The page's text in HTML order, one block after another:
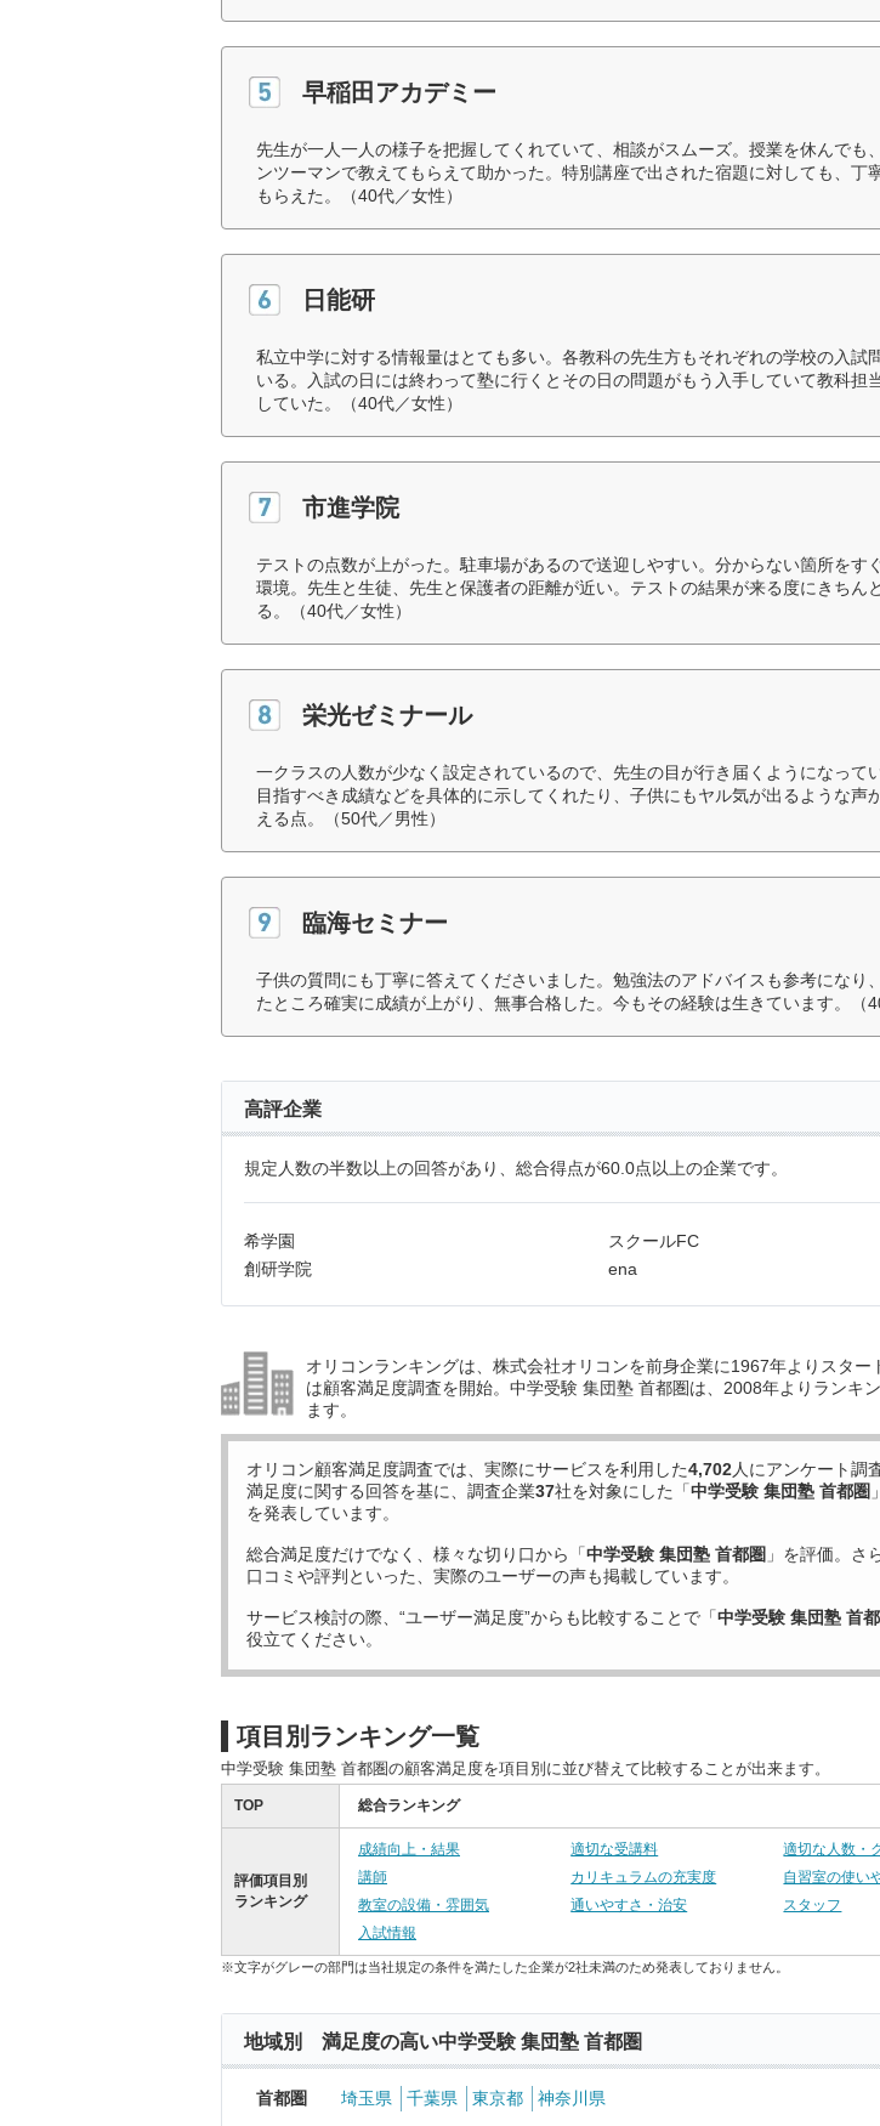
早稲田アカデミー
先生が一人一人の様子を把握してくれていて、相談がスムーズ。授業を休んでも
ンツーマンで教えてもらえて助かった。特別講座で出された宿題に対しても、丁
もらえた。（40代／女性）
日能研
私立中学に対する情報量はとても多い。各教科の先生方もそれぞれの学校の入試
いる。入試の日には終わって塾に行くとその日の問題がもう入手していて教科担
していた。（40代／女性）
市進学院
テストの点数が上がった。駐車場があるので送迎しやすい。分からない箇所をす
環境。先生と生徒、先生と保護者の距離が近い。テストの結果が来る度にきちん
る。（40代／女性）
栄光ゼミナール
一クラスの人数が少なく設定されているので、先生の目が行き届くようになって
目指すべき成績などを具体的に示してくれたり、子供にもヤル気が出るような声
える点。（50代／男性）
臨海セミナー
子供の質問にも丁寧に答えてくださいました。勉強法のアドバイスも参考になり
たところ確実に成績が上がり、無事合格した。今もその経験は生きています。（
高評企業
規定人数の半数以上の回答があり、総合得点が60.0点以上の企業です。
希学園
スクールFC
創研学院
ena
オリコンランキングは、株式会社オリコンを前身企業に1967年よりスター
は顧客満足度調査を開始。中学受験 集団塾 首都圏は、2008年よりランキ
ます。
オリコン顧客満足度調査では、実際にサービスを利用した4,702人にアンケート調
満足度に関する回答を基に、調査企業37社を対象にした「中学受験 集団塾 首都圏
を発表しています。
総合満足度だけでなく、様々な切り口から「中学受験 集団塾 首都圏 」を評価。さ
口コミや評判といった、実際のユーザーの声も掲載しています。
サービス検討の際、“ユーザー満足度”からも比較することで「中学受験 集団塾 首
役立てください。
項目別ランキング一覧
中学受験 集団塾 首都圏の顧客満足度を項目別に並び替えて比較することが出来ます。
TOP 総合ランキング
評価項目別
ランキング
成績向上・結果 適切な受講料
適切な人数・
講師
カリキュラムの充実度
自習室の使い
教室の設備・雰囲気
通いやすさ・治安
スタッフ
入試情報
※文字がグレーの部門は当社規定の条件を満たした企業が2社未満のため発表しておりません。
地域別 満足度の高い中学受験 集団塾 首都圏
首都圏 埼玉県 千葉県 東京都 神奈川県